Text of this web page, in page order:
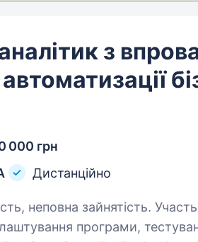
з
000 грн
Дистанційно
Участь в переговорах, демонстрація
програми,